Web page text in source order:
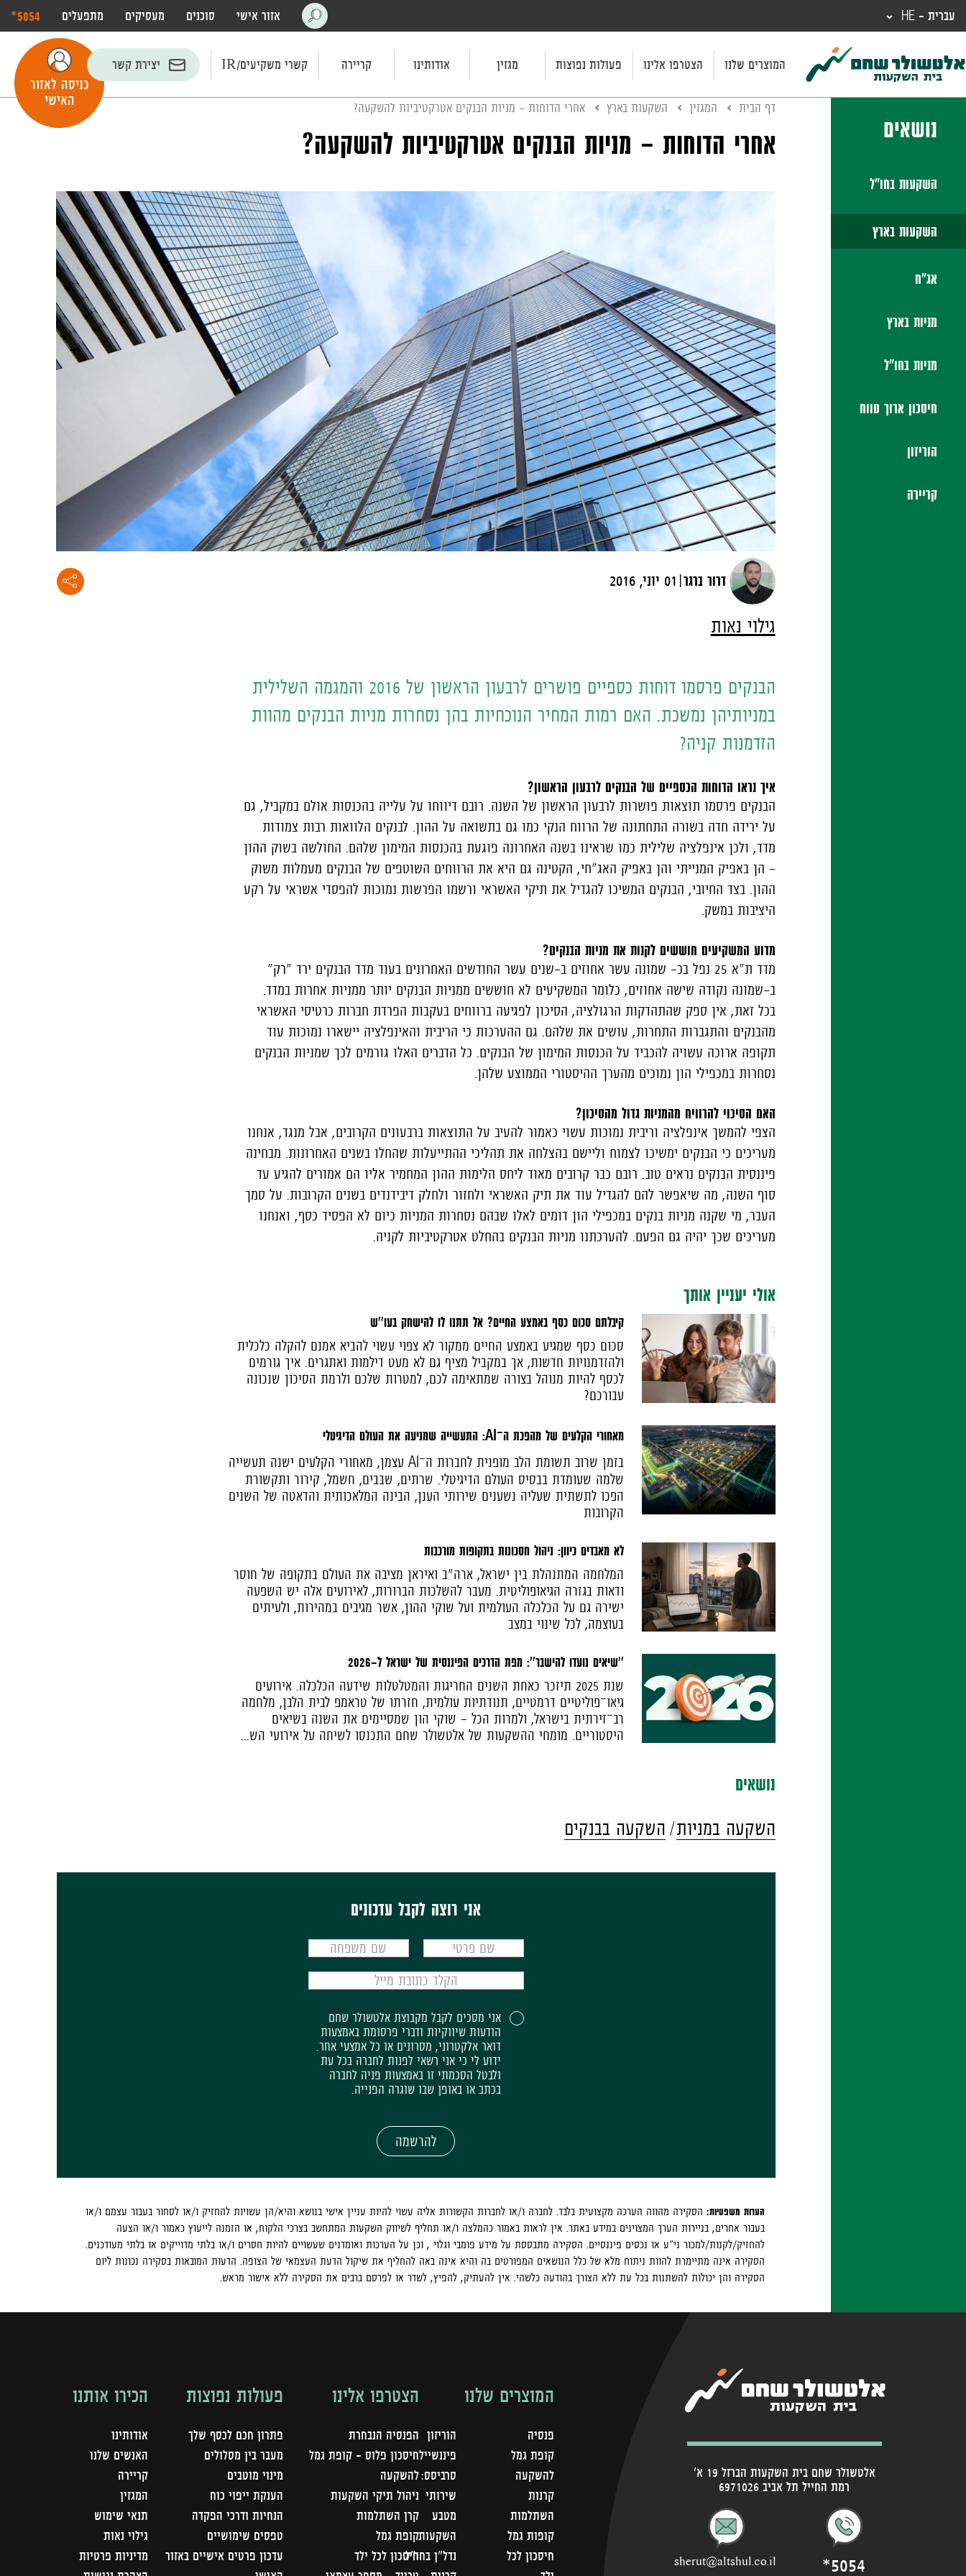
עברית - HE
פתח
אזור אישי סוכנים מעסיקים מתפעלים ‎*5054
המוצרים שלנו הצטרפו אלינו פעולות נפוצות מגזין אודותינו קריירה קשרי משקיעים/IR יצירת קשר
כניסה לאזור
האישי
נושאים
השקעות בחו"ל
השקעות בארץ
אג"ח
מניות בארץ
מניות בחו"ל
חיסכון ארוך טווח
הוריזון
קריירה
דף הבית המגזין השקעות בארץ אחרי הדוחות - מניות הבנקים אטרקטיביות להשקעה?
אחרי הדוחות - מניות הבנקים אטרקטיביות להשקעה?
דרור ברגר| 01 יוני, 2016
גילוי נאות
הבנקים פרסמו דוחות כספיים פושרים לרבעון הראשון של 2016 והמגמה השלילית
במניותיהן נמשכת. האם רמות המחיר הנוכחיות בהן נסחרות מניות הבנקים מהוות
הזדמנות קניה?
איך נראו הדוחות הכספיים של הבנקים לרבעון הראשון?
הבנקים פרסמו תוצאות פושרות לרבעון הראשון של השנה. רובם דיווחו על עלייה בהכנסות אולם במקביל, גם
על ירידה חדה בשורה התחתונה של הרווח הנקי כמו גם בתשואה על ההון. לבנקים הלוואות רבות צמודות
מדד, ולכן אינפלציה שלילית כמו שראינו בשנה האחרונה פוגעת בהכנסות המימון שלהם. החולשה בשוק ההון
- הן באפיק המנייתי והן באפיק האג"חי, הקטינה גם היא את הרווחים השוטפים של הבנקים מעמלות משוק
ההון. בצד החיובי, הבנקים המשיכו להגדיל את תיקי האשראי ורשמו הפרשות נמוכות להפסדי אשראי על רקע
היציבות במשק.
מדוע המשקיעים חוששים לקנות את מניות הבנקים?
מדד ת"א 25 נפל בכ- שמונה עשר אחוזים ב-שנים עשר החודשים האחרונים בעוד מדד הבנקים ירד "רק"
ב-שמונה נקודה שישה אחוזים, כלומר המשקיעים לא חוששים ממניות הבנקים יותר ממניות אחרות במדד.
בכל זאת, אין ספק שהתהדקות הרגולציה, הסיכון לפגיעה ברווחים בעקבות הפרדת חברות כרטיסי האשראי
מהבנקים והתגברות התחרות, עושים את שלהם. גם ההערכות כי הריבית והאינפלציה יישארו נמוכות עוד
תקופה ארוכה עשויה להכביד על הכנסות המימון של הבנקים. כל הדברים האלו גורמים לכך שמניות הבנקים
נסחרות במכפילי הון נמוכים מהערך ההיסטורי הממוצע שלהן.
האם הסיכוי להרוויח מהמניות גדול מהסיכון?
הצפי להמשך אינפלציה וריבית נמוכות עשוי כאמור להעיב על התוצאות ברבעונים הקרובים, אבל מנגד, אנחנו
מעריכים כי הבנקים ימשיכו לצמוח וליישם בהצלחה את תהליכי ההתייעלות שהחלו בשנים האחרונות. מבחינה
פיננסית הבנקים נראים טוב. רובם כבר קרובים מאוד ליחס הלימות ההון המחמיר אליו הם אמורים להגיע עד
סוף השנה, מה שיאפשר להם להגדיל עוד את תיק האשראי ולחזור ולחלק דיבידנדים בשנים הקרובות. על סמך
העבר, מי שקנה מניות בנקים במכפילי הון דומים לאלו שבהם נסחרות המניות כיום לא הפסיד כסף, ואנחנו
מעריכים שכך יהיה גם הפעם. להערכתנו מניות הבנקים בהחלט אטרקטיביות לקניה.
אולי יעניין אותך
קיבלתם סכום כסף באמצע החיים? אל תתנו לו להישחק בעו''ש
סכום כסף שמגיע באמצע החיים ממקור לא צפוי עשוי להביא אמנם להקלה כלכלית
ולהזדמנויות חדשות, אך במקביל מציף גם לא מעט דילמות ואתגרים. איך גורמים
לכסף להיות מנוהל בצורה שמתאימה לכם, למטרות שלכם ולרמת הסיכון שנכונה
עבורכם?
מאחורי הקלעים של מהפכת ה־AI: התעשייה שמניעה את העולם הדיגיטלי
בזמן שרוב תשומת הלב מופנית לחברות ה־AI עצמן, מאחורי הקלעים ישנה תעשייה
שלמה שעומדת בבסיס העולם הדיגיטלי. שרתים, שבבים, חשמל, קירור ותקשורת
הפכו לתשתית שעליה נשענים שירותי הענן, הבינה המלאכותית והדאטה של השנים
הקרובות
לא מאבדים כיוון: ניהול חסכונות בתקופות מורכבות
המלחמה המתנהלת בין ישראל, ארה"ב ואיראן מציבה את העולם בתקופה של חוסר
ודאות בגזרה הגיאופוליטית. מעבר להשלכות הברורות, לאירועים אלה יש השפעה
ישירה גם על הכלכלה העולמית ועל שוקי ההון, אשר מגיבים במהירות, ולעיתים
בעוצמה, לכל שינוי במצב
''שיאים נועדו להישבר'': מפת הדרכים הפיננסית של ישראל ל-2026
שנת 2025 תיזכר כאחת השנים החריגות והמטלטלות שידעה הכלכלה. אירועים
גיאו־פוליטיים דרמטיים, תנודתיות עולמית, חזרתו של טראמפ לבית הלבן, מלחמה
רב־זירתית בישראל, ולמרות הכל - שוקי הון שמסיימים את השנה בשיאים
היסטוריים. מומחי ההשקעות של אלטשולר שחם התכנסו לשיחה על אירועי הש...
נושאים
השקעה במניות השקעה בבנקים
אני רוצה לקבל עדכונים
אני מסכים לקבל מקבוצת אלטשולר שחם
הודעות שיווקיות ודברי פרסומת באמצעות
דואר אלקטרוני, מסרונים או כל אמצעי אחר.
ידוע לי כי אני רשאי לפנות לחברה בכל עת
ולבטל הסכמתי זו באמצעות פניה לחברה
בכתב או באופן שבו שוגרה הפנייה.
להרשמה
הערות משפטיות: הסקירה מהווה הערכה מקצועית בלבד. לחברה ו/או לחברות הקשורות אליה עשוי להיות עניין אישי בנושא והיא/הן עשויות להחזיק ו/או לסחור בעבור עצמם ו/או
בעבור אחרים, בניירות הערך המצוינים במידע באתר. אין לראות באמור כהמלצה ו/או תחליף לשיווק השקעות המתחשב בצרכי הלקוח, או הזמנה לייעוץ כאמור ו/או הצעה
להחזיק/לקנות/למכור ני"ע או נכסים פיננסיים. הסקירה מתבססת על מידע פומבי וגלוי , וכן על הערכות ואומדנים שעשויים להיות חסרים ו/או בלתי מדוייקים או בלתי מעודכנים.
הסקירה אינה מתיימרת להוות ניתוח מלא של כלל הנושאים המפורטים בה והיא אינה באה להחליף את שיקול הדעת העצמאי של הצופה. הדעות המובאות בסקירה נכונות ליום
הסקירה והן יכולות להשתנות בכל עת ללא הצורך בהודעה כלשהי. אין להעתיק, להפיץ, לשדר או לפרסם ברבים את הסקירה ללא אישור מראש.
אלטשולר שחם בית השקעות הברזל 19 א'
רמת החייל תל אביב 6971026
*5054
sherut@altshul.co.il
המוצרים שלנו
פנסיה
קופת גמל
להשקעה
קרנות
השתלמות
קופות גמל
חיסכון לכל
הוריזון
פיננשייל
סרביסס:
שירותי
מטבע
השקעות
נדל"ן בחו"ל
הצטרפו אלינו
הפנסיה הנבחרת
חיסכון פלוס - קופת גמל
להשקעה
ניהול תיקי השקעות
קרן השתלמות
קופת גמל
חיסכון לכל ילד
פעולות נפוצות
פתרון חכם לכסף שלך
מעבר בין מסלולים
מינוי מוטבים
הענקת ייפוי כוח
הנחיות ודרכי הפקדה
טפסים שימושיים
עדכון פרטים אישיים באזור
הכירו אותנו
אודותינו
האנשים שלנו
קריירה
המגזין
תנאי שימוש
גילוי נאות
מדיניות פרטיות